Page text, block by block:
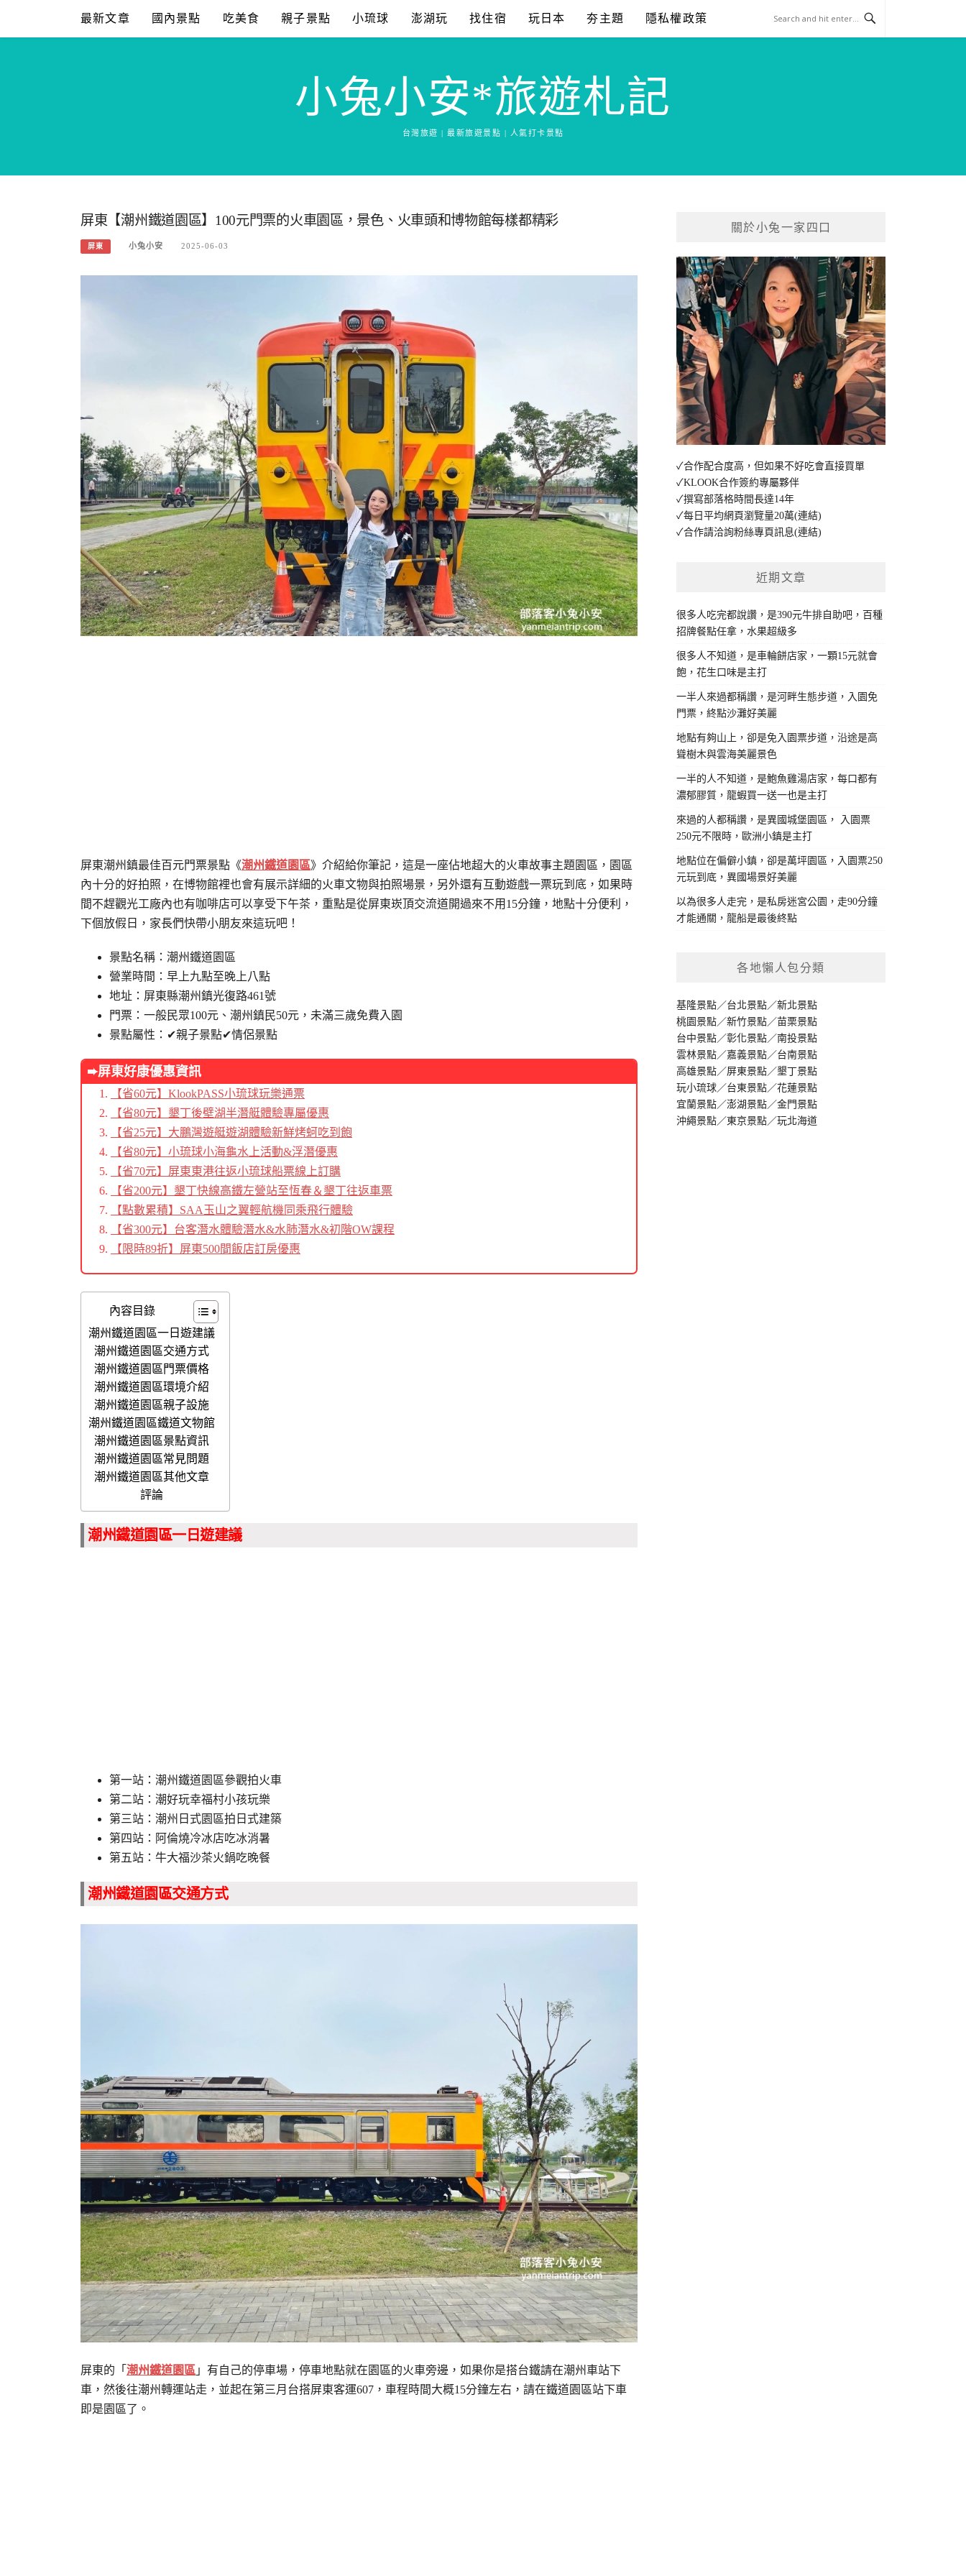
content
最新文章 國內景點 吃美食 親子景點 小琉球 澎湖玩 找住宿 玩日本 夯主題 隱私權政策
小兔小安*旅遊札記
台灣旅遊 | 最新旅遊景點 | 人氣打卡景點
屏東【潮州鐵道園區】100元門票的火車園區，景色、火車頭和博物館每樣都精彩
屏東 小兔小安 2025-06-03
屏東潮州鎮最佳百元門票景點《潮州鐵道園區》介紹給你筆記，這是一座佔地超大的火車故事主題園區，園區
內十分的好拍照，在博物館裡也會有展示詳細的火車文物與拍照場景，另外還有互動遊戲一票玩到底，如果時
間不趕觀光工廠內也有咖啡店可以享受下午茶，重點是從屏東崁頂交流道開過來不用15分鐘，地點十分便利，
下個放假日，家長們快帶小朋友來這玩吧！
景點名稱：潮州鐵道園區
營業時間：早上九點至晚上八點
地址：屏東縣潮州鎮光復路461號
門票：一般民眾100元、潮州鎮民50元，未滿三歲免費入園
景點屬性：✔親子景點✔情侶景點
➨屏東好康優惠資訊
【省60元】KlookPASS小琉球玩樂通票
【省80元】墾丁後壁湖半潛艇體驗專屬優惠
【省25元】大鵬灣遊艇遊湖體驗新鮮烤蚵吃到飽
【省80元】小琉球小海龜水上活動&浮潛優惠
【省70元】屏東東港往返小琉球船票線上訂購
【省200元】墾丁快線高鐵左營站至恆春＆墾丁往返車票
【點數累積】SAA玉山之翼輕航機同乘飛行體驗
【省300元】台客潛水體驗潛水&水肺潛水&初階OW課程
【限時89折】屏東500間飯店訂房優惠
內容目錄
潮州鐵道園區一日遊建議
潮州鐵道園區交通方式
潮州鐵道園區門票價格
潮州鐵道園區環境介紹
潮州鐵道園區親子設施
潮州鐵道園區鐵道文物館
潮州鐵道園區景點資訊
潮州鐵道園區常見問題
潮州鐵道園區其他文章
評論
潮州鐵道園區一日遊建議
第一站：潮州鐵道園區參觀拍火車
第二站：潮好玩幸福村小孩玩樂
第三站：潮州日式園區拍日式建築
第四站：阿倫燒冷冰店吃冰消暑
第五站：牛大福沙茶火鍋吃晚餐
潮州鐵道園區交通方式
屏東的「 潮州鐵道園區 」有自己的停車場，停車地點就在園區的火車旁邊，如果你是搭台鐵請在潮州車站下
車，然後往潮州轉運站走，並起在第三月台搭屏東客運607，車程時間大概15分鐘左右，請在鐵道園區站下車
即是園區了。
關於小兔一家四口
✓合作配合度高，但如果不好吃會直接買單
✓KLOOK合作簽約專屬夥伴
✓撰寫部落格時間長達14年
✓每日平均網頁瀏覽量20萬(連結)
✓合作請洽詢粉絲專頁訊息(連結)
近期文章
很多人吃完都說讚，是390元牛排自助吧，百種
招牌餐點任拿，水果超級多
很多人不知道，是車輪餅店家，一顆15元就會
飽，花生口味是主打
一半人來過都稱讚，是河畔生態步道，入園免
門票，終點沙灘好美麗
地點有夠山上，卻是免入園票步道，沿途是高
聳樹木與雲海美麗景色
一半的人不知道，是鮑魚雞湯店家，每口都有
濃郁膠質，龍蝦買一送一也是主打
來過的人都稱讚，是異國城堡園區， 入園票
250元不限時，歐洲小鎮是主打
地點位在偏僻小鎮，卻是萬坪園區，入園票250
元玩到底，異國場景好美麗
以為很多人走完，是私房迷宮公園，走90分鐘
才能通關，龍船是最後終點
各地懶人包分類
基隆景點／台北景點／新北景點
桃園景點／新竹景點／苗栗景點
台中景點／彰化景點／南投景點
雲林景點／嘉義景點／台南景點
高雄景點／屏東景點／墾丁景點
玩小琉球／台東景點／花蓮景點
宜蘭景點／澎湖景點／金門景點
沖繩景點／東京景點／玩北海道